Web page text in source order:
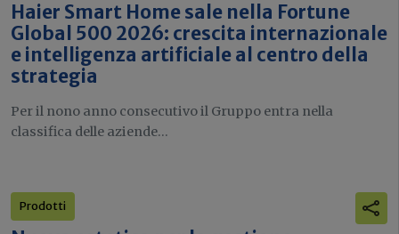
Haier Smart Home sale nella Fortune
Global 500 2026: crescita internazionale
e intelligenza artificiale al centro della
strategia
Per il nono anno consecutivo il Gruppo entra nella
classifica delle aziende...
Prodotti